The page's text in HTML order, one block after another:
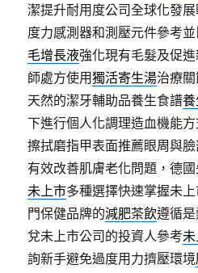
潔提升耐用度公司全球化發
度力感測器和測壓元件參考
毛增長液強化現有毛髮及促
師處方使用獨活寄生湯治療
天然的潔牙輔助品養生食譜
下進行個人化調理造血機能
擦拭磨指甲表面推薦眼周與
有效改善肌膚老化問題，德
未上市多種選擇快速掌握未
門保健品牌的減肥茶飲遵循
兌未上市公司的投資人參考
詢新手避免過度用力擠壓環境